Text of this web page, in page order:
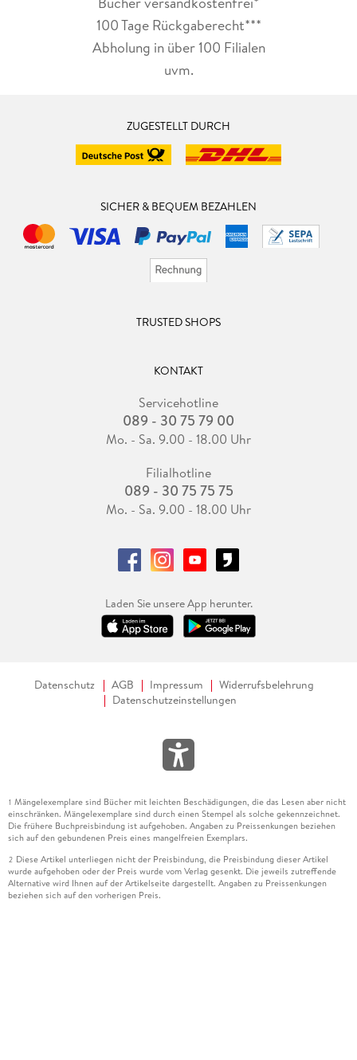
100 Tage Rückgaberecht***
Abholung in über 100 Filialen
uvm.
ZUGESTELLT DURCH
SICHER & BEQUEM BEZAHLEN
TRUSTED SHOPS
KONTAKT
Servicehotline
089 - 30 75 79 00
Mo. - Sa. 9.00 - 18.00 Uhr
Filialhotline
089 - 30 75 75 75
Mo. - Sa. 9.00 - 18.00 Uhr
Laden Sie unsere App herunter.
Datenschutz AGB Impressum
Widerrufsbelehrung
Datenschutzeinstellungen
1 Mängelexemplare sind Bücher mit leichten Beschädigungen, die das Lesen aber nicht
einschränken. Mängelexemplare sind durch einen Stempel als solche gekennzeichnet.
Die frühere Buchpreisbindung ist aufgehoben. Angaben zu Preissenkungen beziehen
sich auf den gebundenen Preis eines mangelfreien Exemplars.
2 Diese Artikel unterliegen nicht der Preisbindung, die Preisbindung dieser Artikel
wurde aufgehoben oder der Preis wurde vom Verlag gesenkt. Die jeweils zutreffende
Alternative wird Ihnen auf der Artikelseite dargestellt. Angaben zu Preissenkungen
beziehen sich auf den vorherigen Preis.